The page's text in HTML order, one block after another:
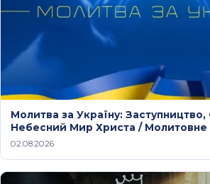
Молитва за Україну:
Небесний Мир Христа / Молитовне
02.08.2026